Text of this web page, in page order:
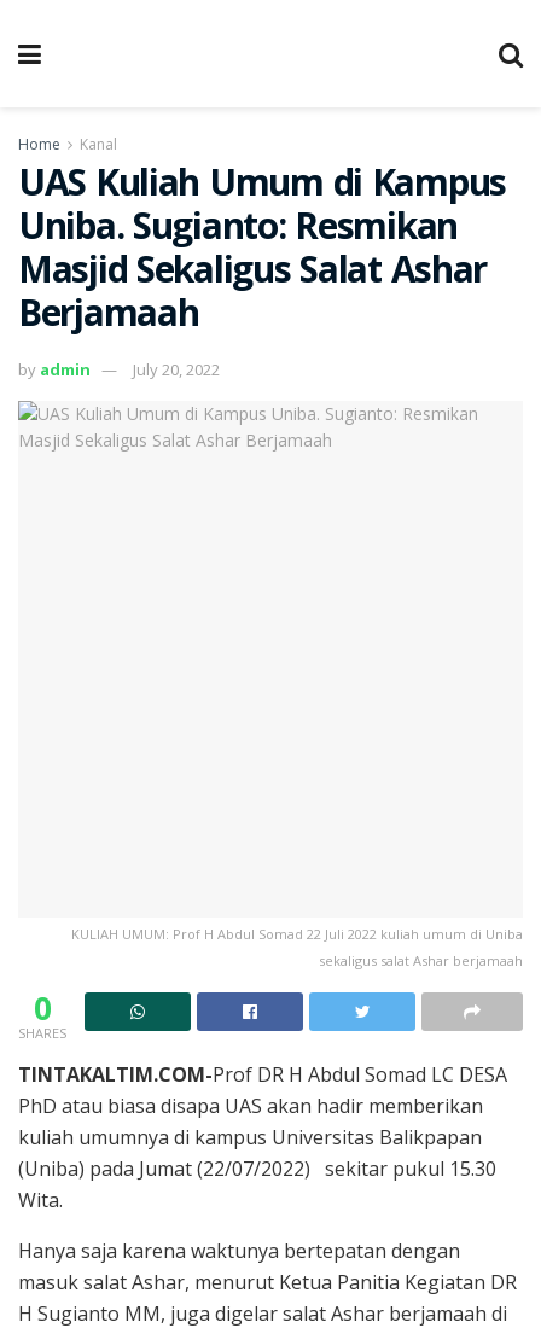
Home Kanal
UAS Kuliah Umum di Kampus
Uniba. Sugianto: Resmikan
Masjid Sekaligus Salat Ashar
Berjamaah
by admin July 20, 2022
KULIAH UMUM: Prof H Abdul Somad 22 Juli 2022 kuliah umum di Uniba
sekaligus salat Ashar berjamaah
0
SHARES
TINTAKALTIM.COM-Prof DR H Abdul Somad LC DESA
PhD atau biasa disapa UAS akan hadir memberikan
kuliah umumnya di kampus Universitas Balikpapan
(Uniba) pada Jumat (22/07/2022) sekitar pukul 15.30
Wita.
Hanya saja karena waktunya bertepatan dengan
masuk salat Ashar, menurut Ketua Panitia Kegiatan DR
H Sugianto MM, juga digelar salat Ashar berjamaah di